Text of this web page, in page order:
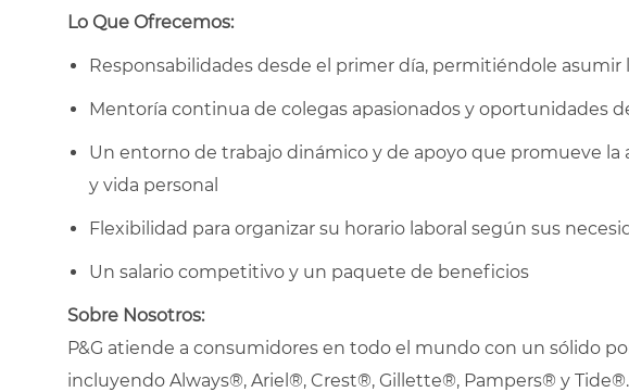
Lo Que Ofrecemos:
Responsabilidades desde el primer día, permitiéndole
Mentoría continua de colegas apasionados y oportunidades
Un entorno de trabajo dinámico y de apoyo que promueve
y vida personal
Flexibilidad para organizar su horario laboral según sus
Un salario competitivo y un paquete de beneficios
Sobre Nosotros:
P&G atiende a consumidores en todo el mundo con un sólido
incluyendo Always®, Ariel®, Crest®, Gillette®, Pampers® y